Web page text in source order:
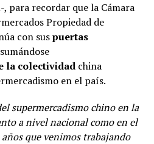
para recordar que la Cámara
Propiedad de
con suspuertas
la colectividad china
en el país.
supermercadismo chino en la
a nivel nacional como en el
que venimos trabajando